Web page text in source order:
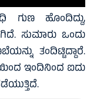
ಹೊಂದಿದ್ದು,
ಸುಮಾರು ಒಂದು
ತಂದಿಟ್ಟಿದ್ದಾರೆ.
ಇಂದಿನಿಂದ ಐದು